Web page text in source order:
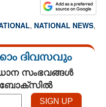
, NATIONAL NEWS,
ദിവസവും
സംഭവങ്ങൾ